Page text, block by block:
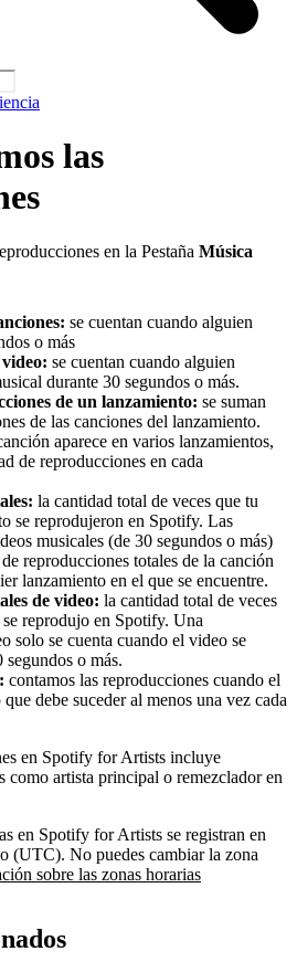
las
en la Pestaña Música
se cuentan cuando alguien
o más
se cuentan cuando alguien
durante 30 segundos o más.
de un lanzamiento: se suman
de las canciones del lanzamiento.
aparece en varios lanzamientos,
de reproducciones en cada
la cantidad total de veces que tu
se reprodujeron en Spotify. Las
musicales (de 30 segundos o más)
reproducciones totales de la canción
lanzamiento en el que se encuentre.
de video: la cantidad total de veces
reprodujo en Spotify. Una
solo se cuenta cuando el video se
o más.
contamos las reproducciones cuando el
debe suceder al menos una vez cada
en Spotify for Artists incluye
como artista principal o remezclador en
en Spotify for Artists se registran en
(UTC). No puedes cambiar la zona
sobre las zonas horarias